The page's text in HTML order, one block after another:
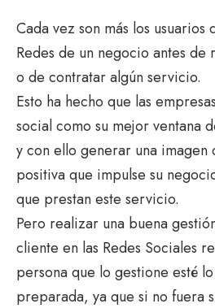
Cada vez son más los usuarios
Redes de un negocio antes
o de contratar algún servicio.
Esto ha hecho que las
social como su mejor ventana
y con ello generar una imagen
positiva que impulse su
que prestan este servicio.
Pero realizar una buena
cliente en las Redes Sociales
persona que lo gestione esté
preparada, ya que si no fuera